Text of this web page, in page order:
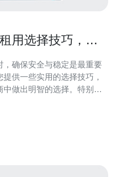
用选择技巧，确
，确保安全与稳定是最重要
供一些实用的选择技巧，
做出明智的选择。特别推
当今网络环境中，高防服务